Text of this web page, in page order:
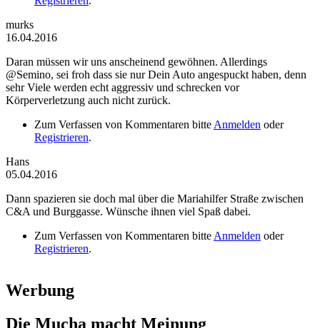
murks
16.04.2016
Daran müssen wir uns anscheinend gewöhnen. Allerdings
@Semino, sei froh dass sie nur Dein Auto angespuckt haben, denn
sehr Viele werden echt aggressiv und schrecken vor
Körperverletzung auch nicht zurück.
Zum Verfassen von Kommentaren bitte Anmelden oder
Registrieren.
Hans
05.04.2016
Dann spazieren sie doch mal über die Mariahilfer Straße zwischen
C&A und Burggasse. Wünsche ihnen viel Spaß dabei.
Zum Verfassen von Kommentaren bitte Anmelden oder
Registrieren.
Werbung
Die Mucha macht Meinung